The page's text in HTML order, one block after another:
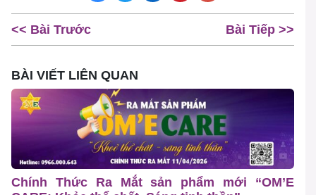
<< Bài Trước Bài Tiếp >>
BÀI VIẾT LIÊN QUAN
Chính Thức Ra Mắt sản phẩm mới “OM’E